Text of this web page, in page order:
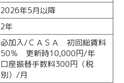
2026年5月以降
2年
必加入/ＣＡＳＡ 初回総賃料
50％ 更新時10,000円/年
口座振替手数料300円（税
別）/月